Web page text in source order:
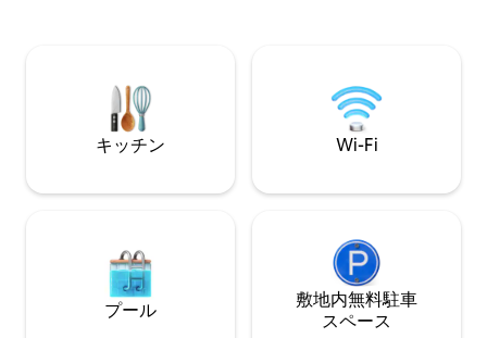
スタジオ、コーヒー、地元のレストラン
まで徒歩圏内 ご予約の前にリスティング
をよくお読みください。
き出しレンガ、2
あり、一流の空間
ィックやアンティ
て行けます。
キッチン Wi-Fi
プール
敷地内無料駐⁠車
ス⁠ペ⁠ー⁠ス